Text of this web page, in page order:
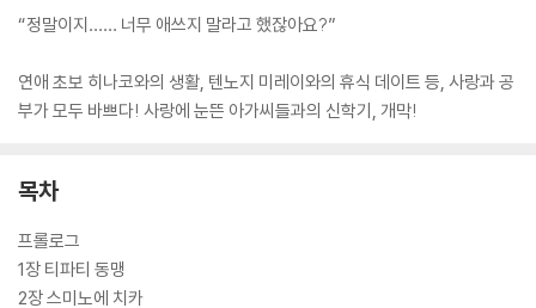
“정말이지…… 너무 애쓰지 말라고 했잖아요?”
연애 초보 히나코와의 생활, 텐노지 미레이와의 휴식 데이트 등, 사랑과 공
부가 모두 바쁘다! 사랑에 눈뜬 아가씨들과의 신학기, 개막!
목차
프롤로그
1장 티파티 동맹
2장 스미노에 치카